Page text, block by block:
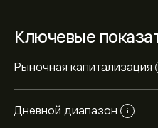
Ключевые
Рыночная капитализация
Дневной диапазон i